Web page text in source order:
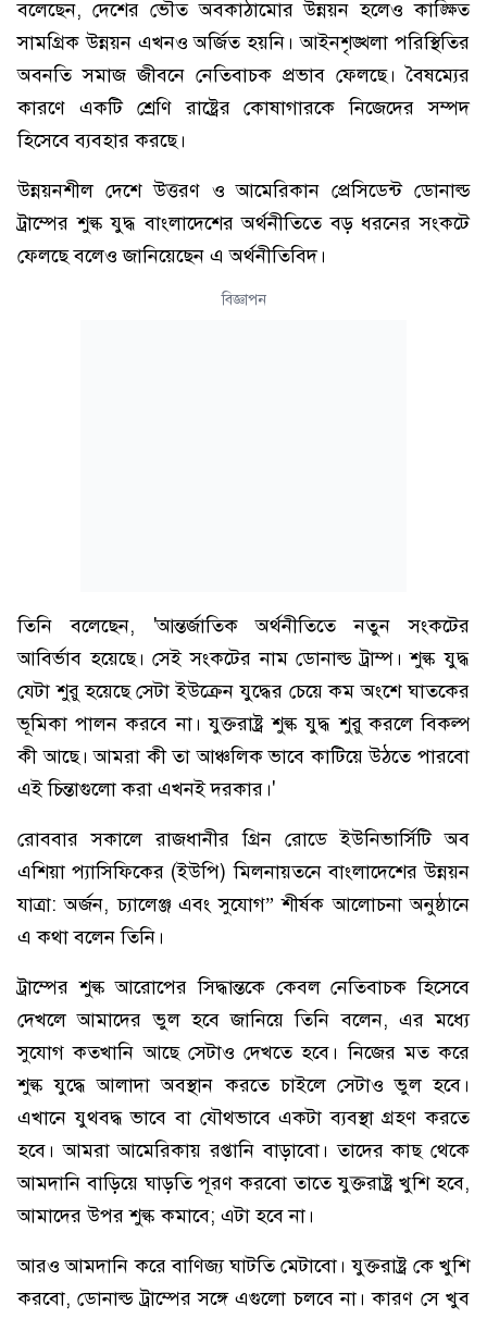
বলেছেন, দেশের ভৌত অবকাঠামোর উন্নয়ন হলেও কাঙ্ক্ষিত
সামগ্রিক উন্নয়ন এখনও অর্জিত হয়নি। আইনশৃঙ্খলা পরিস্থিতির
অবনতি সমাজ জীবনে নেতিবাচক প্রভাব ফেলছে। বৈষম্যের
কারণে একটি শ্রেণি রাষ্ট্রের কোষাগারকে নিজেদের সম্পদ
হিসেবে ব্যবহার করছে।
উন্নয়নশীল দেশে উত্তরণ ও আমেরিকান প্রেসিডেন্ট ডোনাল্ড
ট্রাম্পের শুল্ক যুদ্ধ বাংলাদেশের অর্থনীতিতে বড় ধরনের সংকটে
ফেলছে বলেও জানিয়েছেন এ অর্থনীতিবিদ।
বিজ্ঞাপন
তিনি বলেছেন, 'আন্তর্জাতিক অর্থনীতিতে নতুন সংকটের
আবির্ভাব হয়েছে। সেই সংকটের নাম ডোনাল্ড ট্রাম্প। শুল্ক যুদ্ধ
যেটা শুরু হয়েছে সেটা ইউক্রেন যুদ্ধের চেয়ে কম অংশে ঘাতকের
ভূমিকা পালন করবে না। যুক্তরাষ্ট্র শুল্ক যুদ্ধ শুরু করলে বিকল্প
কী আছে। আমরা কী তা আঞ্চলিক ভাবে কাটিয়ে উঠতে পারবো
এই চিন্তাগুলো করা এখনই দরকার।'
রোববার সকালে রাজধানীর গ্রিন রোডে ইউনিভার্সিটি অব
এশিয়া প্যাসিফিকের (ইউপি) মিলনায়তনে বাংলাদেশের উন্নয়ন
যাত্রা: অর্জন, চ্যালেঞ্জ এবং সুযোগ” শীর্ষক আলোচনা অনুষ্ঠানে
এ কথা বলেন তিনি।
ট্রাম্পের শুল্ক আরোপের সিদ্ধান্তকে কেবল নেতিবাচক হিসেবে
দেখলে আমাদের ভুল হবে জানিয়ে তিনি বলেন, এর মধ্যে
সুযোগ কতখানি আছে সেটাও দেখতে হবে। নিজের মত করে
শুল্ক যুদ্ধে আলাদা অবস্থান করতে চাইলে সেটাও ভুল হবে।
এখানে যুথবদ্ধ ভাবে বা যৌথভাবে একটা ব্যবস্থা গ্রহণ করতে
হবে। আমরা আমেরিকায় রপ্তানি বাড়াবো। তাদের কাছ থেকে
আমদানি বাড়িয়ে ঘাড়তি পূরণ করবো তাতে যুক্তরাষ্ট্র খুশি হবে,
আমাদের উপর শুল্ক কমাবে; এটা হবে না।
আরও আমদানি করে বাণিজ্য ঘাটতি মেটাবো। যুক্তরাষ্ট্র কে খুশি
করবো, ডোনাল্ড ট্রাম্পের সঙ্গে এগুলো চলবে না। কারণ সে খুব